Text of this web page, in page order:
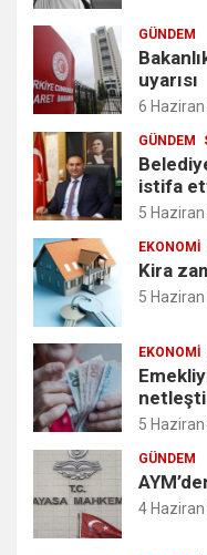
GÜNDEM
uyarısı
6
GÜNDEM
istifa
5
EKONOMI
Kira
5
EKONOMI
netleşti
5
GÜNDEM
4